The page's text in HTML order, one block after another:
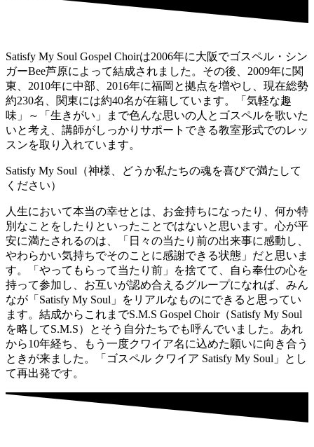
Satisfy My Soul Gospel Choirは2006年に大阪でゴスペル・シン
ガーBee芦原によって結成されました。その後、2009年に関
東、2010年に中部、2016年に福岡と拠点を増やし、現在総勢
約230名、関東には約40名が在籍しています。「気軽な趣
味」～「生きがい」まで色んな思いの人とゴスペルを歌いた
いと考え、講師がしっかりサポートできる教室形式でのレッ
スンを取り入れています。
Satisfy My Soul（神様、どうか私たちの魂を喜びで満たして
ください）
人生において本当の幸せとは、お金持ちになったり、何か特
別なことをしたりといったことではないと思います。心が平
安に満たされるのは、「日々の当たり前の出来事に感動し、
やわらかい気持ちでそのことに感謝できる状態」だと思いま
す。「やってもらって当たり前」を捨てて、自ら奉仕の心を
持って参加し、お互いが認め合えるグループになれば、みん
なが「Satisfy My Soul」をリアルなものにできると思ってい
ます。結成からこれまでS.M.S Gospel Choir（Satisfy My Soul
を略してS.M.S）とそう自分たちでも呼んでいました。あれ
から10年経ち、もう一度クワイア名に込めた願いに向き合う
ときが来ました。「ゴスペル クワイア Satisfy My Soul」とし
て再出発です。